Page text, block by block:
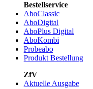
Bestellservice
AboClassic
AboDigital
AboPlus Digital
AboKombi
Probeabo
Produkt Bestellung
ZfV
Aktuelle Ausgabe